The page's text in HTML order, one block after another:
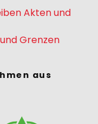
Akten und
Grenzen
aus